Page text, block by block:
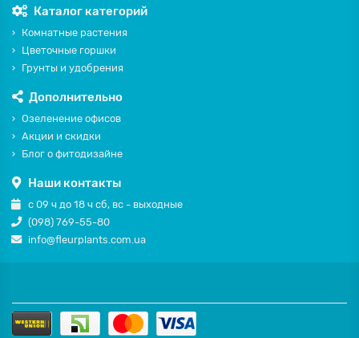
Каталог категорий
Комнатные растения
Цветочные горшки
Грунты и удобрения
Дополнительно
Озеленение офисов
Акции и скидки
Блог о фитодизайне
Наши контакты
с 09 ч до 18 ч сб, вс - выходные
(098) 769-55-80
info@fleurplants.com.ua